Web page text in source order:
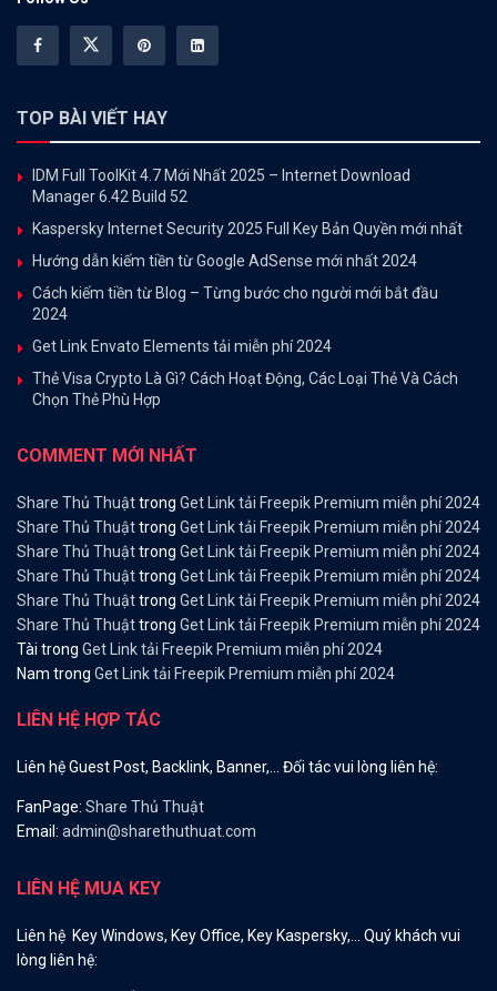
TOP BÀI VIẾT HAY
IDM Full ToolKit 4.7 Mới Nhất 2025 – Internet Download
Manager 6.42 Build 52
Kaspersky Internet Security 2025 Full Key Bản Quyền mới nhất
Hướng dẫn kiếm tiền từ Google AdSense mới nhất 2024
Cách kiếm tiền từ Blog – Từng bước cho người mới bắt đầu
2024
Get Link Envato Elements tải miễn phí 2024
Thẻ Visa Crypto Là Gì? Cách Hoạt Động, Các Loại Thẻ Và Cách
Chọn Thẻ Phù Hợp
COMMENT MỚI NHẤT
Share Thủ Thuậttrong Get Link tải Freepik Premium miễn phí 2024
Share Thủ Thuậttrong Get Link tải Freepik Premium miễn phí 2024
Share Thủ Thuậttrong Get Link tải Freepik Premium miễn phí 2024
Share Thủ Thuậttrong Get Link tải Freepik Premium miễn phí 2024
Share Thủ Thuậttrong Get Link tải Freepik Premium miễn phí 2024
Share Thủ Thuậttrong Get Link tải Freepik Premium miễn phí 2024
Tài trong Get Link tải Freepik Premium miễn phí 2024
Nam trong Get Link tải Freepik Premium miễn phí 2024
LIÊN HỆ HỢP TÁC
Liên hệ Guest Post, Backlink, Banner,… Đối tác vui lòng liên hệ:
FanPage: Share Thủ Thuật
Email: admin@sharethuthuat.com
LIÊN HỆ MUA KEY
Liên hệ Key Windows, Key Office, Key Kaspersky,… Quý khách vui
lòng liên hệ: